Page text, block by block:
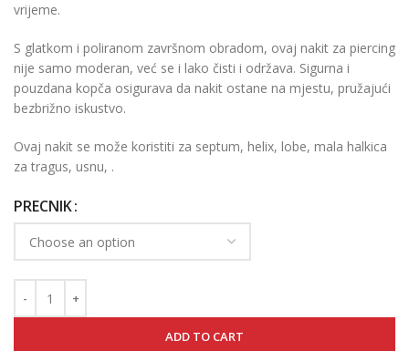
vrijeme.
S glatkom i poliranom završnom obradom, ovaj nakit za piercing
nije samo moderan, već se i lako čisti i održava. Sigurna i
pouzdana kopča osigurava da nakit ostane na mjestu, pružajući
bezbrižno iskustvo.
Ovaj nakit se može koristiti za septum, helix, lobe, mala halkica
za tragus, usnu, .
PRECNIK
ADD TO CART